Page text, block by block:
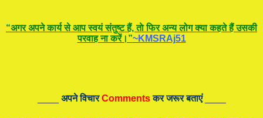
“अगर अपने कार्य से आप स्वयं संतुष्ट हैं, ताे फिर अन्य लोग क्या कहते हैं उसकी
परवाह ना करें।”~KMSRAj51
अपने विचारCommentsकर जरूर बताएं____